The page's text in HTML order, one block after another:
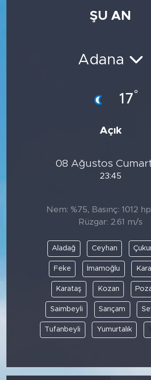
ŞU AN
Adana
17°
Açık
08 Ağustos
23:45
Nem: %75, Basınç: 1012
Rüzgar: 2.61 m/s
Aladağ Ceyhan
Feke İmamoğlu
Karataş Kozan
Saimbeyli Sarıçam
Tufanbeyli Yumurtalık
Turizm